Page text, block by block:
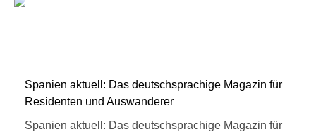
Spanien aktuell: Das deutschsprachige Magazin für
Residenten und Auswanderer
Spanien aktuell: Das deutschsprachige Magazin für